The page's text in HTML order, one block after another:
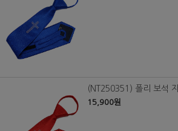
(NT250351) 폴리 보석
15,900원